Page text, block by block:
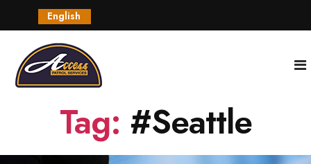
English
Tag: #Seattle